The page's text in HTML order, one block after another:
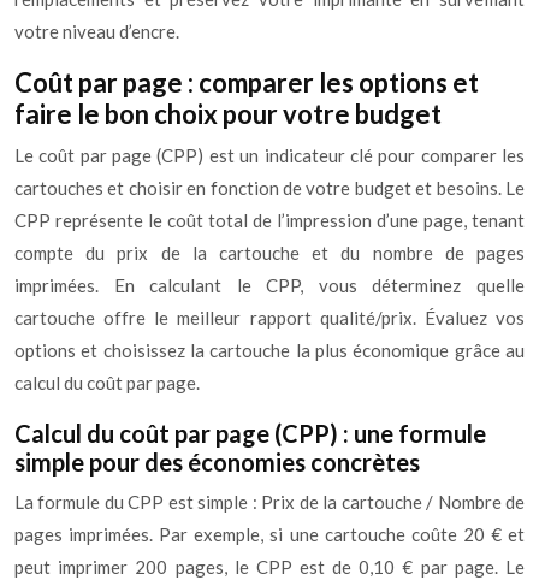
votre niveau d’encre.
Coût par page : comparer les options et
faire le bon choix pour votre budget
Le coût par page (CPP) est un indicateur clé pour comparer les
cartouches et choisir en fonction de votre budget et besoins. Le
CPP représente le coût total de l’impression d’une page, tenant
compte du prix de la cartouche et du nombre de pages
imprimées. En calculant le CPP, vous déterminez quelle
cartouche offre le meilleur rapport qualité/prix. Évaluez vos
options et choisissez la cartouche la plus économique grâce au
calcul du coût par page.
Calcul du coût par page (CPP) : une formule
simple pour des économies concrètes
La formule du CPP est simple : Prix de la cartouche / Nombre de
pages imprimées. Par exemple, si une cartouche coûte 20 € et
peut imprimer 200 pages, le CPP est de 0,10 € par page. Le